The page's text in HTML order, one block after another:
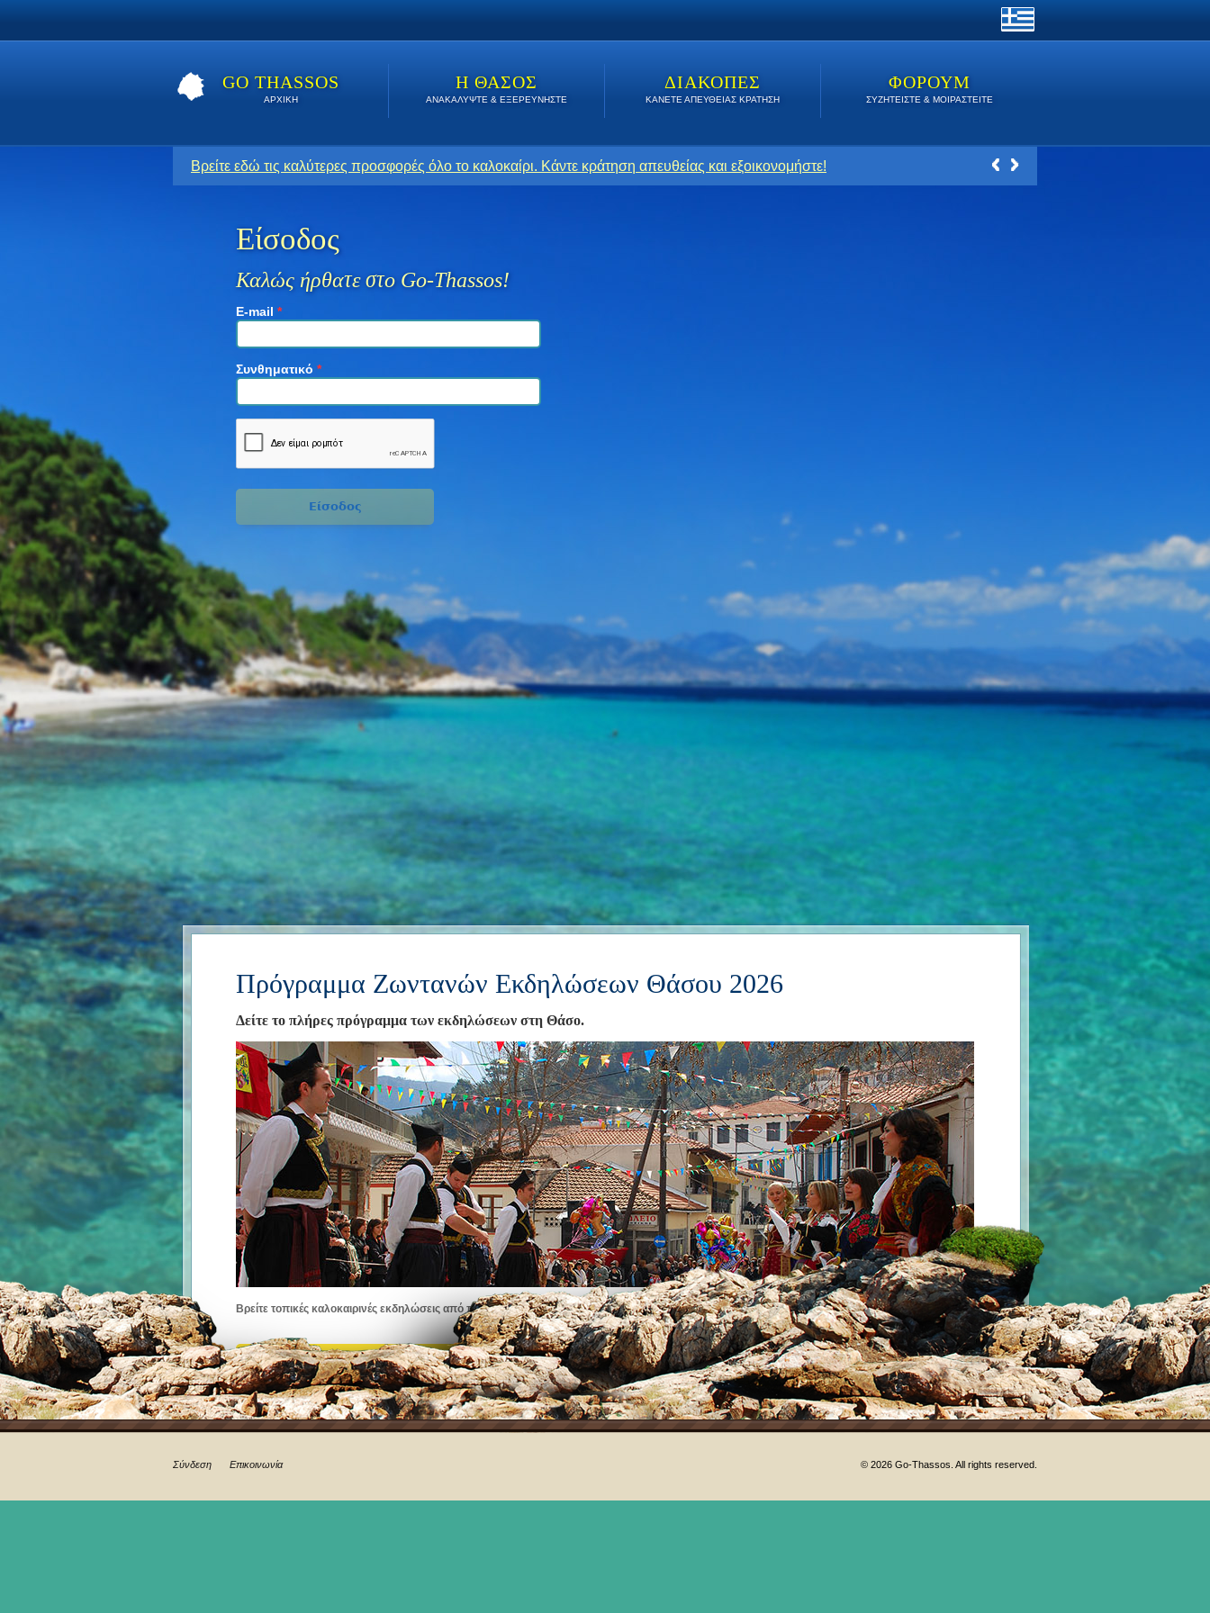
GO THASSOS
ΑΡΧΙΚΗ
Η ΘΑΣΟΣ
ΑΝΑΚΑΛΥΨΤΕ & ΕΞΕΡΕΥΝΗΣΤΕ
ΔΙΑΚΟΠΕΣ
ΚΑΝΕΤΕ ΑΠΕΥΘΕΙΑΣ ΚΡΑΤΗΣΗ
ΦΟΡΟΥΜ
ΣΥΖΗΤΕΙΣΤΕ & ΜΟΙΡΑΣΤΕΙΤΕ
Βρείτε εδώ τις καλύτερες προσφορές όλο το καλοκαίρι. Κάντε κράτηση απευθείας και εξοικονομήστε!
Είσοδος
Καλώς ήρθατε στο Go-Thassos!
E-mail *
Συνθηματικό *
Πρόγραμμα Ζωντανών Εκδηλώσεων Θάσου 2026
Δείτε το πλήρες πρόγραμμα των εκδηλώσεων στη Θάσο.
Βρείτε τοπικές καλοκαιρινές εκδηλώσεις από πανηγύρια, εκθέσεις τέχνης, μουσικές παραστάσεις και πολλά άλλα!
Δείτε τα γεγονότα στη Θάσο!
Σύνδεση Επικοινωνία © 2026 Go-Thassos. All rights reserved.